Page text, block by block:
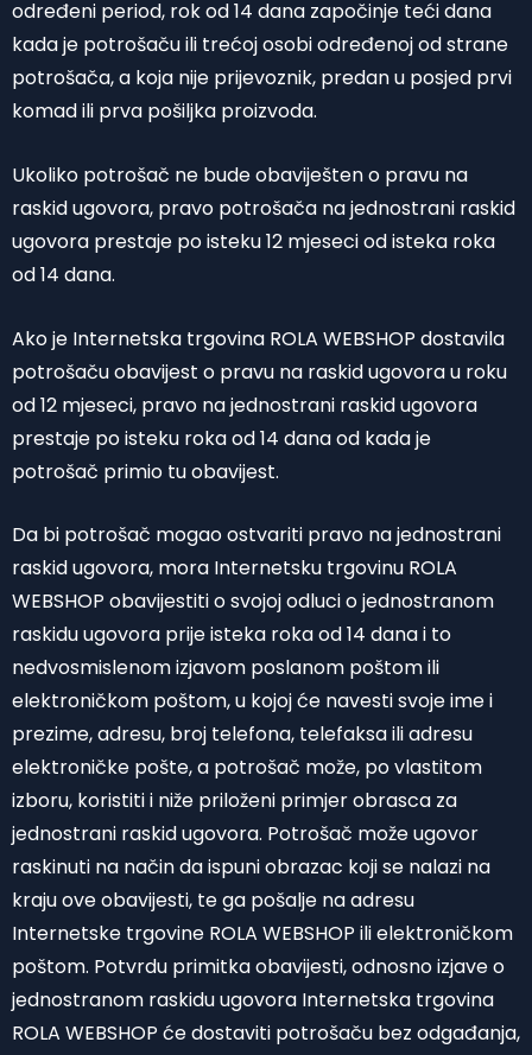
određeni period, rok od 14 dana započinje teći dana
kada je potrošaču ili trećoj osobi određenoj od strane
potrošača, a koja nije prijevoznik, predan u posjed prvi
komad ili prva pošiljka proizvoda.
Ukoliko potrošač ne bude obaviješten o pravu na
raskid ugovora, pravo potrošača na jednostrani raskid
ugovora prestaje po isteku 12 mjeseci od isteka roka
od 14 dana.
Ako je Internetska trgovina ROLA WEBSHOP dostavila
potrošaču obavijest o pravu na raskid ugovora u roku
od 12 mjeseci, pravo na jednostrani raskid ugovora
prestaje po isteku roka od 14 dana od kada je
potrošač primio tu obavijest.
Da bi potrošač mogao ostvariti pravo na jednostrani
raskid ugovora, mora Internetsku trgovinu ROLA
WEBSHOP obavijestiti o svojoj odluci o jednostranom
raskidu ugovora prije isteka roka od 14 dana i to
nedvosmislenom izjavom poslanom poštom ili
elektroničkom poštom, u kojoj će navesti svoje ime i
prezime, adresu, broj telefona, telefaksa ili adresu
elektroničke pošte, a potrošač može, po vlastitom
izboru, koristiti i niže priloženi primjer obrasca za
jednostrani raskid ugovora. Potrošač može ugovor
raskinuti na način da ispuni obrazac koji se nalazi na
kraju ove obavijesti, te ga pošalje na adresu
Internetske trgovine ROLA WEBSHOP ili elektroničkom
poštom. Potvrdu primitka obavijesti, odnosno izjave o
jednostranom raskidu ugovora Internetska trgovina
ROLA WEBSHOP će dostaviti potrošaču bez odgađanja,